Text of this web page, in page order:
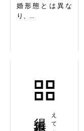
婚形態とは異な
り、...